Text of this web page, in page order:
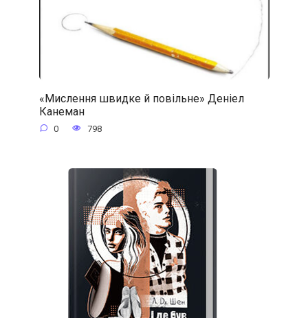
«Мислення швидке й повільне» Деніел
Канеман
0 798